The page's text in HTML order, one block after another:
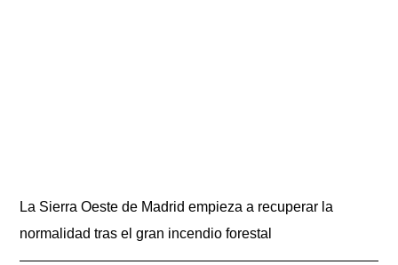
La Sierra Oeste de Madrid empieza a recuperar la
normalidad tras el gran incendio forestal